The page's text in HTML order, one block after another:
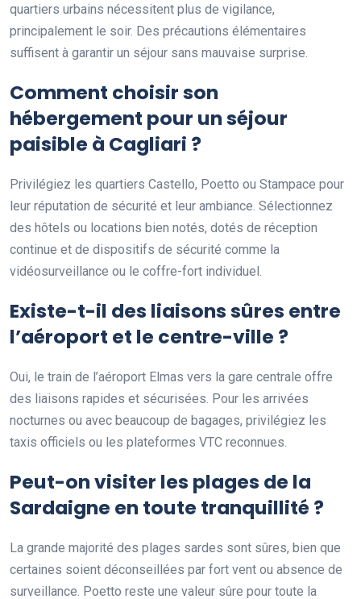
quartiers urbains nécessitent plus de vigilance,
principalement le soir. Des précautions élémentaires
suffisent à garantir un séjour sans mauvaise surprise.
Comment choisir son
hébergement pour un séjour
paisible à Cagliari ?
Privilégiez les quartiers Castello, Poetto ou Stampace pour
leur réputation de sécurité et leur ambiance. Sélectionnez
des hôtels ou locations bien notés, dotés de réception
continue et de dispositifs de sécurité comme la
vidéosurveillance ou le coffre-fort individuel.
Existe-t-il des liaisons sûres entre
l’aéroport et le centre-ville ?
Oui, le train de l’aéroport Elmas vers la gare centrale offre
des liaisons rapides et sécurisées. Pour les arrivées
nocturnes ou avec beaucoup de bagages, privilégiez les
taxis officiels ou les plateformes VTC reconnues.
Peut-on visiter les plages de la
Sardaigne en toute tranquillité ?
La grande majorité des plages sardes sont sûres, bien que
certaines soient déconseillées par fort vent ou absence de
surveillance. Poetto reste une valeur sûre pour toute la